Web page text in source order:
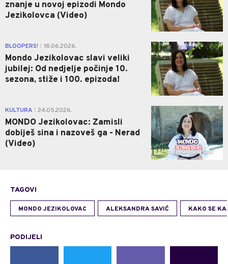
znanje u novoj epizodi Mondo
Jezikolovca (Video)
BLOOPERS! 18.06.2026.
Mondo Jezikolovac slavi veliki
jubilej: Od nedjelje počinje 10.
sezona, stiže i 100. epizoda!
0
KULTURA 24.05.2026.
MONDO Jezikolovac: Zamisli
dobiješ sina i nazoveš ga - Nerad
(Video)
0
TAGOVI
MONDO JEZIKOLOVAC ALEKSANDRA SAVIĆ KAKO SE
PODIJELI